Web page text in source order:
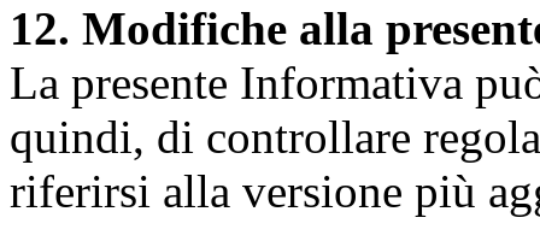
12. Modifiche alla
La presente Informativa
quindi, di controllare
riferirsi alla versione più